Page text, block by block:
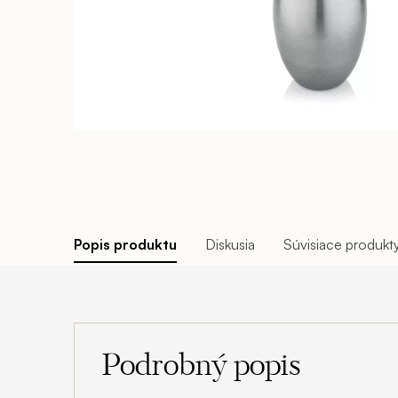
Popis produktu Diskusia Súvisiace
Podrobný popis